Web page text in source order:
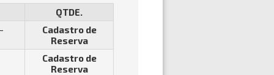
QTDE.
Cadastro de
Reserva
Cadastro de
Reserva